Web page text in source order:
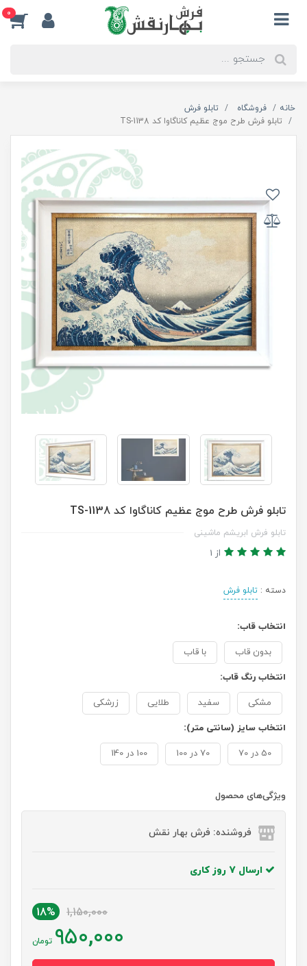
0
خانه فروشگاه
تابلو فرش
تابلو فرش طرح موج عظیم کاناگاوا کد TS-1138
تابلو فرش طرح موج عظیم کاناگاوا کد TS-1138
تابلو فرش ابریشم ماشینی
از 1
دسته : تابلو فرش
انتخاب قاب:
بدون قاب با قاب
انتخاب رنگ قاب:
مشکی سفید طلایی زرشکی
انتخاب سایز (سانتی متر):
50 در 70 70 در 100 100 در 140
ویژگی‌های محصول
فروشنده: فرش بهار نقش
ارسال 7 روز کاری
1,150,000
18%
950,000 تومان